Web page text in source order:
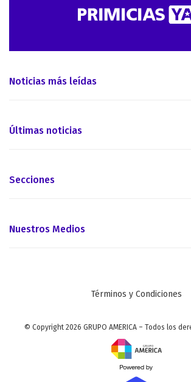
Noticias más leídas
Últimas noticias
Secciones
Nuestros Medios
Términos y Condiciones
© Copyright 2026 GRUPO AMERICA – Todos los